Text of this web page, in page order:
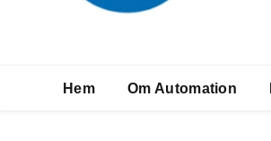
Hem Om Automation